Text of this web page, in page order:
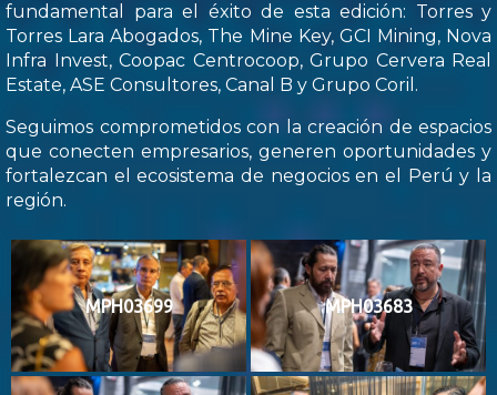
fundamental para el éxito de esta edición: Torres y
Torres Lara Abogados, The Mine Key, GCI Mining, Nova
Infra Invest, Coopac Centrocoop, Grupo Cervera Real
Estate, ASE Consultores, Canal B y Grupo Coril.
Seguimos comprometidos con la creación de espacios
que conecten empresarios, generen oportunidades y
fortalezcan el ecosistema de negocios en el Perú y la
región.
MPH03699 MPH03683